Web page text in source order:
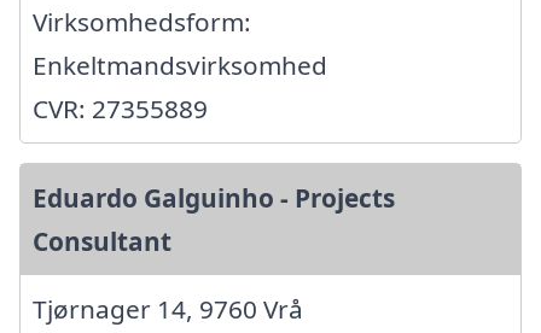
Virksomhedsform:
Enkeltmandsvirksomhed
CVR: 27355889
Eduardo Galguinho - Projects
Consultant
Tjørnager 14, 9760 Vrå